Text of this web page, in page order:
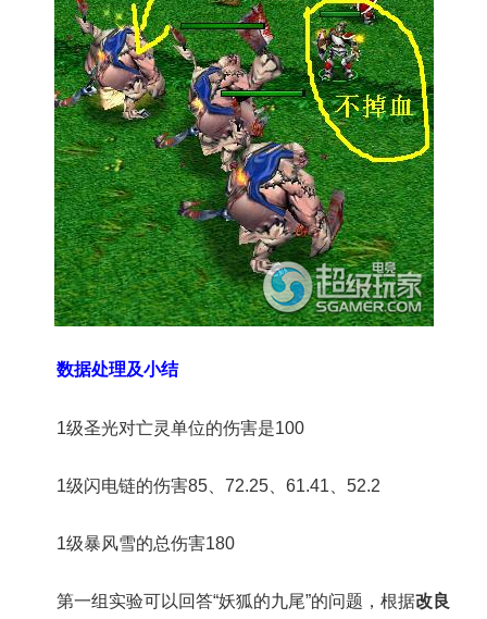
数据处理及小结
1级圣光对亡灵单位的伤害是100
1级闪电链的伤害85、72.25、61.41、52.2
1级暴风雪的总伤害180
第一组实验可以回答“妖狐的九尾”的问题，根据改良